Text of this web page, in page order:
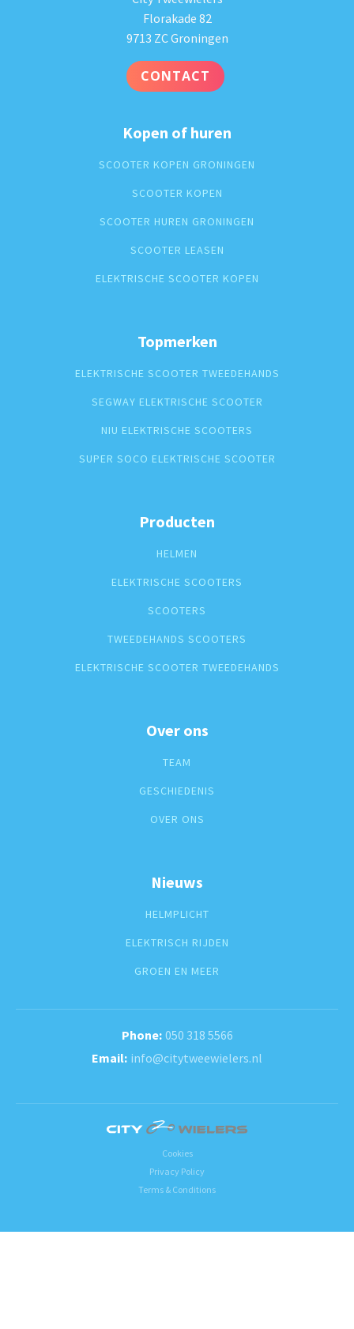
Florakade 82
9713 ZC Groningen
CONTACT
Kopen of huren
SCOOTER KOPEN GRONINGEN
SCOOTER KOPEN
SCOOTER HUREN GRONINGEN
SCOOTER LEASEN
ELEKTRISCHE SCOOTER KOPEN
Topmerken
ELEKTRISCHE SCOOTER TWEEDEHANDS
SEGWAY ELEKTRISCHE SCOOTER
NIU ELEKTRISCHE SCOOTERS
SUPER SOCO ELEKTRISCHE SCOOTER
Producten
HELMEN
ELEKTRISCHE SCOOTERS
SCOOTERS
TWEEDEHANDS SCOOTERS
ELEKTRISCHE SCOOTER TWEEDEHANDS
Over ons
TEAM
GESCHIEDENIS
OVER ONS
Nieuws
HELMPLICHT
ELEKTRISCH RIJDEN
GROEN EN MEER
050 318 5566
info@citytweewielers.nl
Cookies
Privacy Policy
Terms & Conditions